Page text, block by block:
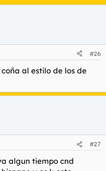
#26
al estilo de los de
#27
algun tiempo cnd